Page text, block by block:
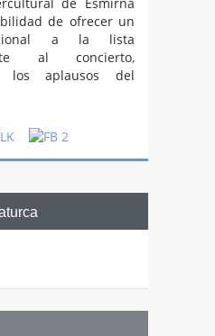
de ofrecer un
a la lista
al concierto,
los aplausos del